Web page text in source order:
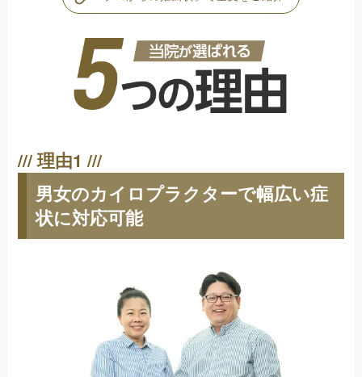
男女のカイロプラクターで幅広い症
状に対応可能